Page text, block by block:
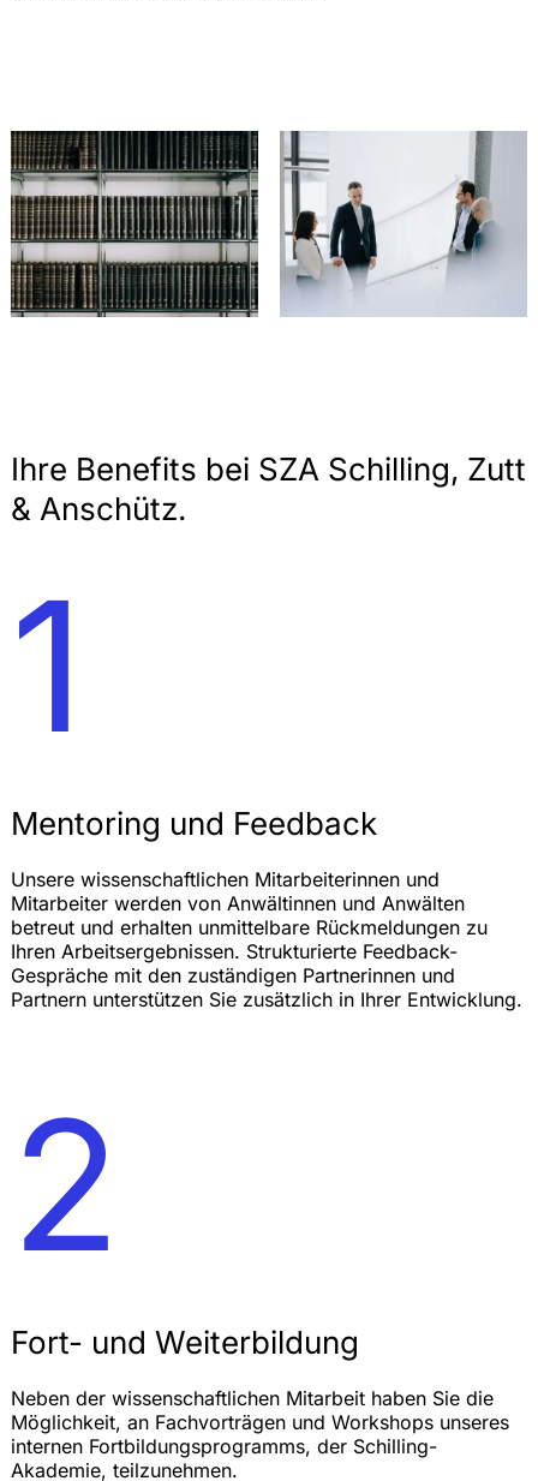
Ihre Benefits bei SZA Schilling, Zutt
& Anschütz.
1
Mentoring und Feedback
Unsere wissenschaftlichen Mitarbeiterinnen und
Mitarbeiter werden von Anwältinnen und Anwälten
betreut und erhalten unmittelbare Rückmeldungen zu
Ihren Arbeitsergebnissen. Strukturierte Feedback-
Gespräche mit den zuständigen Partnerinnen und
Partnern unterstützen Sie zusätzlich in Ihrer Entwicklung.
2
Fort- und Weiterbildung
Neben der wissenschaftlichen Mitarbeit haben Sie die
Möglichkeit, an Fachvorträgen und Workshops unseres
internen Fortbildungsprogramms, der Schilling-
Akademie, teilzunehmen.